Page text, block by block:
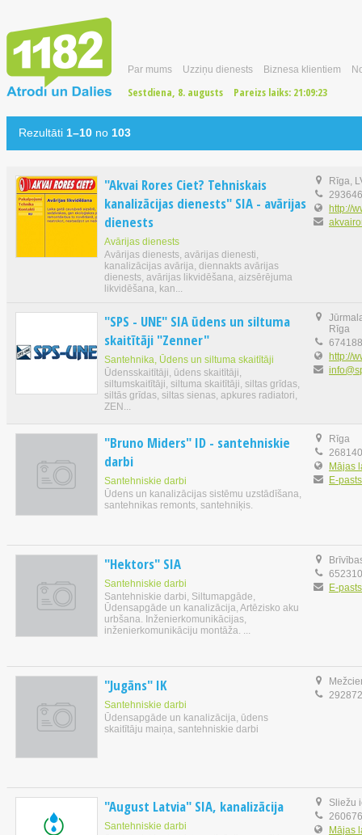
Par mums Uzziņu dienests Biznesa klientiem
Sestdiena, 8. augusts Pareizs laiks: 21:09:23
Rezultāti 1–10 no 103
"Akvai Rores Ciet? Tehniskais
kanalizācijas dienests" SIA - avārijas
dienests
Avārijas dienests
Avārijas dienests, avārijas dienesti,
kanalizācijas avārija, diennakts avārijas
dienests, avārijas likvidēšana, aizsērējuma
likvidēšana, kan...
Rīga,
http://
"SPS - UNE" SIA ūdens un siltuma
skaitītāji "Zenner"
Santehnika, Ūdens un siltuma skaitītāji
Ūdensskaitītāji, ūdens skaitītāji,
siltumskaitītāji, siltuma skaitītāji, siltas grīdas,
siltās grīdas, siltas sienas, apkures radiatori,
ZEN...
Rīga
http://
"Bruno Miders" ID - santehniskie
darbi
Santehniskie darbi
Ūdens un kanalizācijas sistēmu uzstādīšana,
santehnikas remonts, santehniķis.
Rīga
Mājas
E-pasts
"Hektors" SIA
Santehniskie darbi
Santehniskie darbi, Siltumapgāde,
Ūdensapgāde un kanalizācija, Artēzisko aku
urbšana. Inženierkomunikācijas,
inženierkomunikāciju montāža. ...
E-pasts
"Jugāns" IK
Santehniskie darbi
Ūdensapgāde un kanalizācija, ūdens
skaitītāju maiņa, santehniskie darbi
"August Latvia" SIA, kanalizācija
Santehniskie darbi
Sliežu
Mājas